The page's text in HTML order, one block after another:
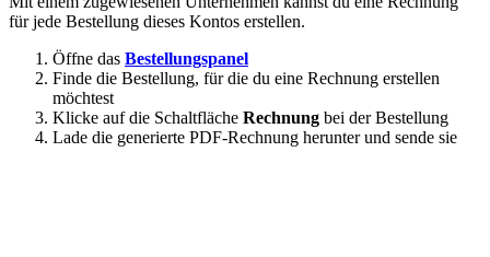
für jede Bestellung dieses Kontos erstellen.
Öffne das Bestellungspanel
Finde die Bestellung, für die du eine Rechnung erstellen
möchtest
Klicke auf die Schaltfläche Rechnung bei der Bestellung
Lade die generierte PDF-Rechnung herunter und sende sie